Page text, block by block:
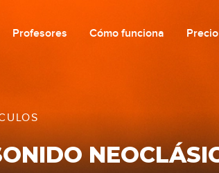
Profesores Cómo funciona Precio